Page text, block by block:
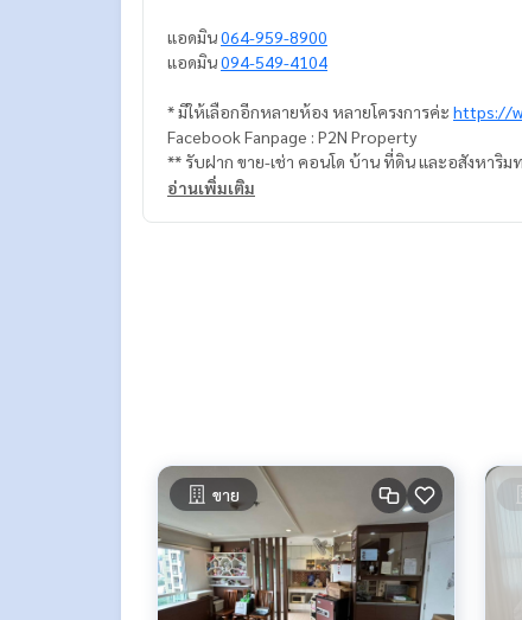
แอดมิน064-959-8900
แอดมิน094-549-4104
* มีให้เลือกอีกหลายห้อง หลายโครงการค่ะ https://
Facebook Fanpage : P2N Property
** รับฝาก ขาย-เช่า คอนโด บ้าน ที่ดิน และอสังหาริ
อ่านเพิ่มเติม
ขาย